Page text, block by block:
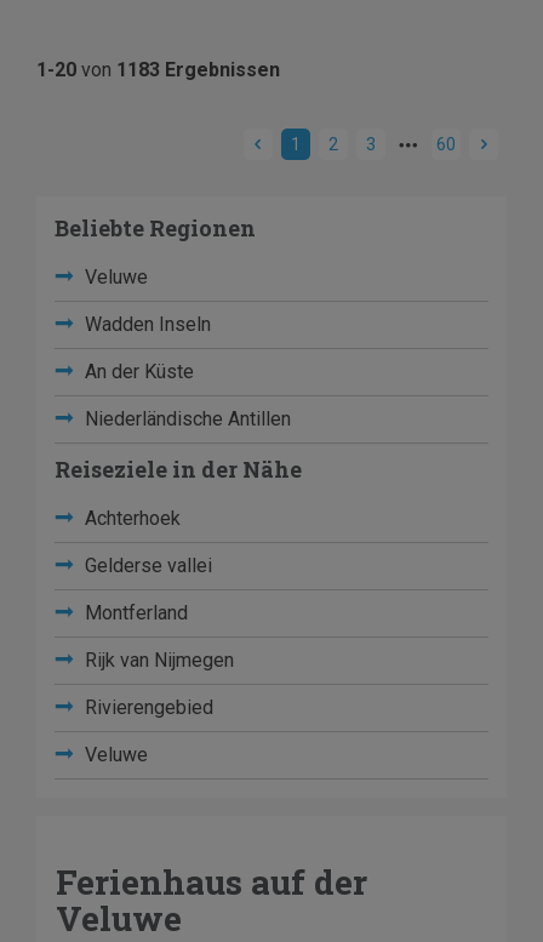
1-20 von 1183 Ergebnissen
1 2 3 60
Beliebte Regionen
Veluwe
Wadden Inseln
An der Küste
Niederländische Antillen
Reiseziele in der Nähe
Achterhoek
Gelderse vallei
Montferland
Rijk van Nijmegen
Rivierengebied
Veluwe
Ferienhaus auf der
Veluwe